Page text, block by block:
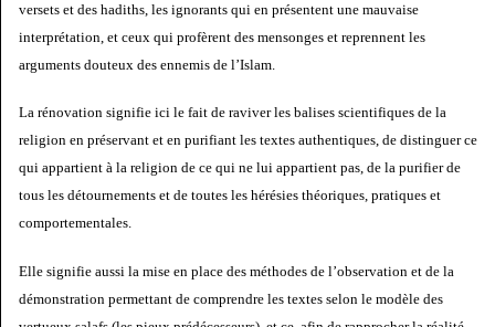
versets et des hadiths, les ignorants qui en présentent une mauvaise
interprétation, et ceux qui profèrent des mensonges et reprennent les
arguments douteux des ennemis de l’Islam.
La rénovation signifie ici le fait de raviver les balises scientifiques de la
religion en préservant et en purifiant les textes authentiques, de distinguer ce
qui appartient à la religion de ce qui ne lui appartient pas, de la purifier de
tous les détournements et de toutes les hérésies théoriques, pratiques et
comportementales.
Elle signifie aussi la mise en place des méthodes de l’observation et de la
démonstration permettant de comprendre les textes selon le modèle des